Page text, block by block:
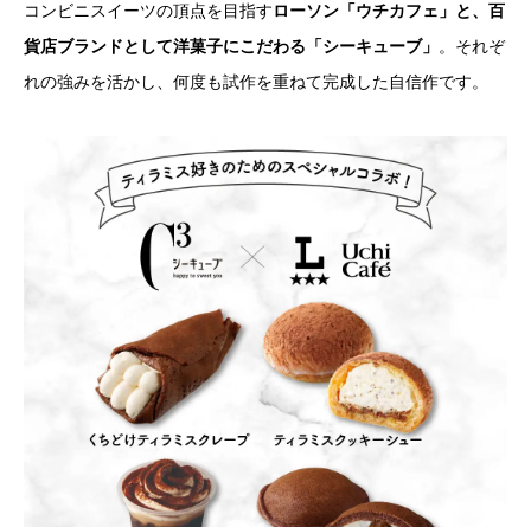
コンビニスイーツの頂点を目指すローソン「ウチカフェ」と、百
貨店ブランドとして洋菓子にこだわる「シーキューブ」 。それぞ
れの強みを活かし、何度も試作を重ねて完成した自信作です。